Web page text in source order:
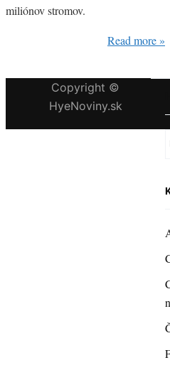
miliónov stromov.
Read more »
Copyright ©
HyeNoviny.sk